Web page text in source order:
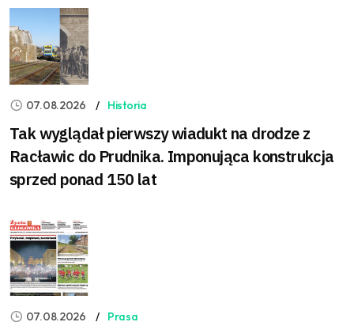
07.08.2026 Historia
Tak wyglądał pierwszy wiadukt na drodze z
Racławic do Prudnika. Imponująca konstrukcja
sprzed ponad 150 lat
07.08.2026 Prasa